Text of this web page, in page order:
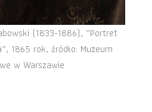
(1833-1886), „Portret
1865 rok, źródło: Muzeum
w Warszawie